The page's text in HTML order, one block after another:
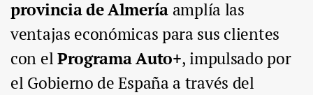
provincia de Almería amplía las
ventajas económicas para sus clientes
con elPrograma Auto+, impulsado por
el Gobierno de España a través del